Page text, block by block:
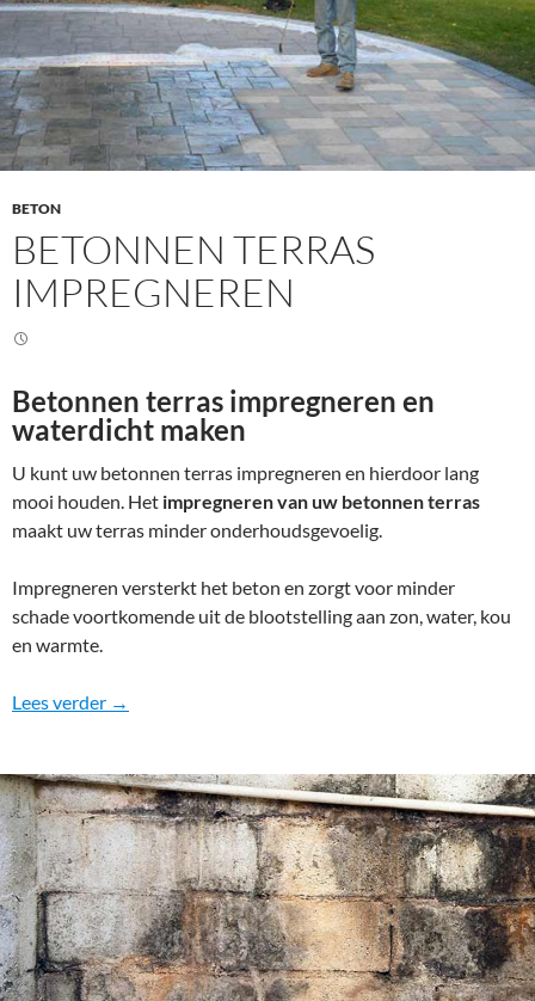
BETON
BETONNEN TERRAS
IMPREGNEREN
Betonnen terras impregneren en
waterdicht maken
U kunt uw betonnen terras impregneren en hierdoor lang
mooi houden. Het impregneren van uw betonnen terras
maakt uw terras minder onderhoudsgevoelig.
Impregneren versterkt het beton en zorgt voor minder
schade voortkomende uit de blootstelling aan zon, water, kou
en warmte.
Lees verder Betonnen terras impregneren
→